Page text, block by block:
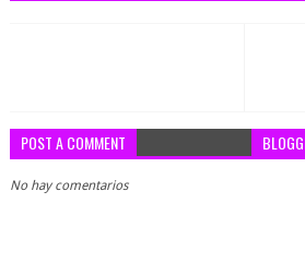
POST A COMMENT
No hay comentarios